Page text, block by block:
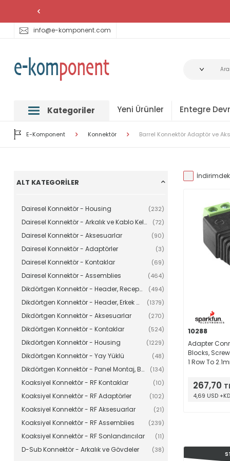
info@e-komponent.com
Kategoriler Yeni Ürünler Entegre
E-Komponent Konnektör Barrel Konnektör Adaptör ve
ALT KATEGORILER
Dairesel Konnektör - Housing (232)
Dairesel Konnektör - Arkalık ve Kablo Kelepçeleri (72)
Dairesel Konnektör - Aksesuarlar (90)
Dairesel Konnektör - Adaptörler (3)
Dairesel Konnektör - Kontaklar (69)
Dairesel Konnektör - Assemblies (464)
Dikdörtgen Konnektör - Header, Receptacle, Dişi Soketler (494)
Dikdörtgen Konnektör - Header, Erkek Pinler (1379)
Dikdörtgen Konnektör - Aksesuarlar (270)
Dikdörtgen Konnektör - Kontaklar (524)
Dikdörtgen Konnektör - Housing (1229)
Dikdörtgen Konnektör - Yay Yüklü (48)
Dikdörtgen Konnektör - Panel Montaj, Bağlantısız Montaj (134)
Koaksiyel Konnektör - RF Kontaklar (10)
Koaksiyel Konnektör - RF Adaptörler (102)
Koaksiyel Konnektör - RF Aksesuarlar (21)
Koaksiyel Konnektör - RF Assemblies (239)
Koaksiyel Konnektör - RF Sonlandırıcılar (11)
D-Sub Konnektör - Arkalık ve Gövdeler (38)
10288
Adapter
Blocks,
1 Row To
267,70
4,69 USD